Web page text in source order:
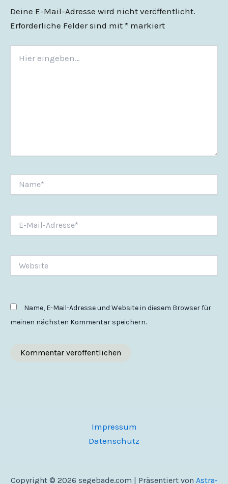
Deine E-Mail-Adresse wird nicht veröffentlicht.
Erforderliche Felder sind mit * markiert
eingeben…
Mail-
Name, E-Mail-Adresse und Website in diesem Browser für
meinen nächsten Kommentar speichern.
Impressum
Datenschutz
Copyright © 2026 segebade.com | Präsentiert von Astra-